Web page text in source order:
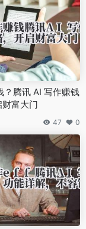
？腾讯 AI 写作赚钱
富大门
47 0